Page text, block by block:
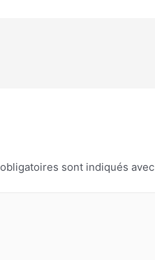
sont indiqués avec